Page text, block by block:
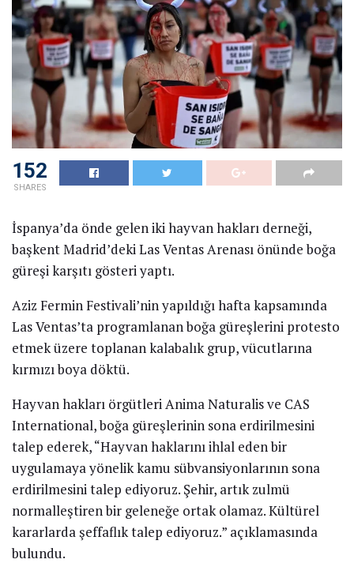
153
SHARES
İspanya’da önde gelen iki hayvan hakları derneği,
başkent Madrid’deki Las Ventas Arenası önünde boğa
güreşi karşıtı gösteri yaptı.
Aziz Fermin Festivali’nin yapıldığı hafta kapsamında
Las Ventas’ta programlanan boğa güreşlerini protesto
etmek üzere toplanan kalabalık grup, vücutlarına
kırmızı boya döktü.
Hayvan hakları örgütleri Anima Naturalis ve CAS
International, boğa güreşlerinin sona erdirilmesini
talep ederek, “Hayvan haklarını ihlal eden bir
uygulamaya yönelik kamu sübvansiyonlarının sona
erdirilmesini talep ediyoruz. Şehir, artık zulmü
normalleştiren bir geleneğe ortak olamaz. Kültürel
kararlarda şeffaflık talep ediyoruz.” açıklamasında
bulundu.